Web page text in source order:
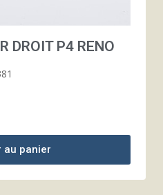
DROIT P4 RENO
au panier